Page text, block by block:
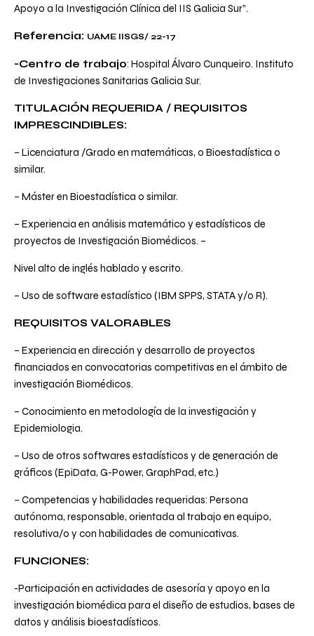
Apoyo a la Investigación Clínica del IIS Galicia Sur”.
Referencia: UAME IISGS/ 22-17
-Centro de trabajo: Hospital Álvaro Cunqueiro. Instituto
de Investigaciones Sanitarias Galicia Sur.
TITULACIÓN REQUERIDA / REQUISITOS
IMPRESCINDIBLES:
– Licenciatura /Grado en matemáticas, o Bioestadística o
similar.
– Máster en Bioestadística o similar.
– Experiencia en análisis matemático y estadísticos de
proyectos de Investigación Biomédicos. –
Nivel alto de inglés hablado y escrito.
– Uso de software estadístico (IBM SPPS, STATA y/o R).
REQUISITOS VALORABLES
– Experiencia en dirección y desarrollo de proyectos
financiados en convocatorias competitivas en el ámbito de
investigación Biomédicos.
– Conocimiento en metodología de la investigación y
Epidemiologia.
– Uso de otros softwares estadísticos y de generación de
gráficos (EpiData, G-Power, GraphPad, etc.)
– Competencias y habilidades requeridas: Persona
autónoma, responsable, orientada al trabajo en equipo,
resolutiva/o y con habilidades de comunicativas.
FUNCIONES:
-Participación en actividades de asesoría y apoyo en la
investigación biomédica para el diseño de estudios, bases de
datos y análisis bioestadísticos.